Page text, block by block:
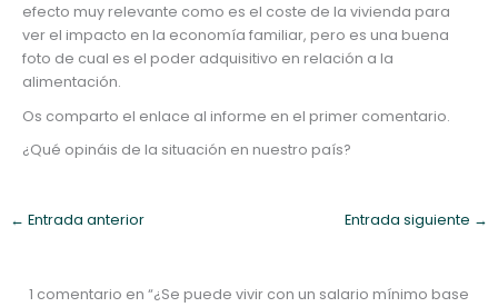
efecto muy relevante como es el coste de la vivienda para
ver el impacto en la economía familiar, pero es una buena
foto de cual es el poder adquisitivo en relación a la
alimentación.
Os comparto el enlace al informe en el primer comentario.
¿Qué opináis de la situación en nuestro país?
← Entrada anterior Entrada siguiente →
1 comentario en “¿Se puede vivir con un salario mínimo base